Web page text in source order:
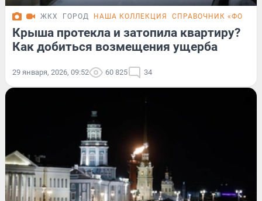
ЖКХ ГОРОД НАША КОЛЛЕКЦИЯ СПРАВОЧНИК
Крыша протекла и затопила квартиру?
Как добиться возмещения ущерба
29 января, 2026, 09:52 60 825 34